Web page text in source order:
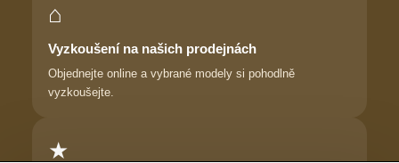
⌂
Vyzkoušení na našich prodejnách
Objednejte online a vybrané modely si pohodlně
vyzkoušejte.
★